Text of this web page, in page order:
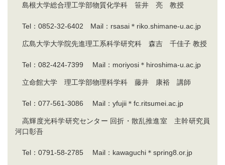
島根大学総合理工学部物質化学科 笹井 亮 教授
Tel：0852-32-6402 Mail：rsasai＊riko.shimane-u.ac.jp
広島大学大学院先進理工系科学研究科 森吉 千佳子 教授
Tel：082-424-7399 Mail：moriyosi＊hiroshima-u.ac.jp
立命館大学 理工学部物理科学科 藤井 康裕 講師
Tel：077-561-3086 Mail：yfujii＊fc.ritsumei.ac.jp
高輝度光科学研究センター 回折・散乱推進室 主幹研究員
河口彰吾
Tel：0791-58-2785 Mail：kawaguchi＊spring8.or.jp